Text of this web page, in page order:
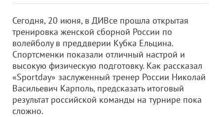
Сегодня, 20 июня, в ДИВсе прошла открытая
тренировка женской сборной России по
волейболу в преддверии Кубка Ельцина.
Спортсменки показали отличный настрой и
высокую физическую подготовку. Как рассказал
«Sportday» заслуженный тренер России Николай
Васильевич Карполь, предсказать итоговый
результат российской команды на турнире пока
сложно.